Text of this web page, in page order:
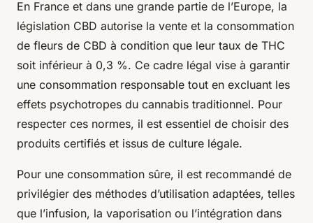
En France et dans une grande partie de l’Europe, la
législation CBD autorise la vente et la consommation
de fleurs de CBD à condition que leur taux de THC
soit inférieur à 0,3 %. Ce cadre légal vise à garantir
une consommation responsable tout en excluant les
effets psychotropes du cannabis traditionnel. Pour
respecter ces normes, il est essentiel de choisir des
produits certifiés et issus de culture légale.
Pour une consommation sûre, il est recommandé de
privilégier des méthodes d’utilisation adaptées, telles
que l’infusion, la vaporisation ou l’intégration dans